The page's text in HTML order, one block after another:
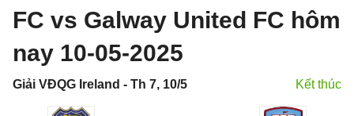
FC vs Galway United FC hôm
nay 10-05-2025
Giải VĐQG Ireland - Th 7, 10/5 Kết thúc